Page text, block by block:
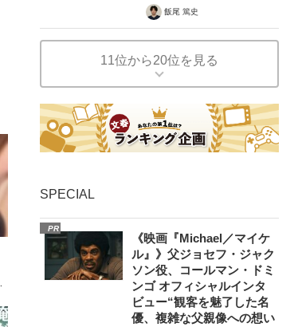
飯尾 篤史
11位から20位を見る
SPECIAL
PR
《映画『Michael／マイケ
ル』》父ジョセフ・ジャク
ソン役、コールマン・ドミ
ンゴ オフィシャルインタ
ビュー“観客を魅了した名
優、複雑な父親像への想い